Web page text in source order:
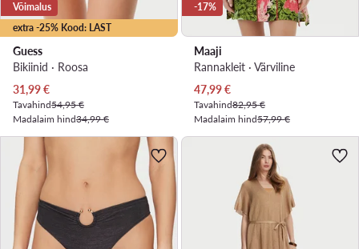
extra -25% Kood: LAST
Võimalus
Guess
Bikiinid · Roosa
Praegune hind
31,99€
Tavahind54,95 €
Madalaim hind34,99 €
-17%
Maaji
Rannakleit · Värviline
Praegune hind
47,99€
Tavahind82,95 €
Madalaim hind57,99 €